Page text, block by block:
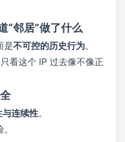
“邻居”做了什么
是不可控的历史行为。
看这个 IP 过去像不像正
与连续性。